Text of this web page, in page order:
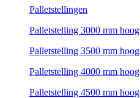
Palletstellingen
Palletstelling 3000 mm hoog
Palletstelling 3500 mm hoog
Palletstelling 4000 mm hoog
Palletstelling 4500 mm hoog